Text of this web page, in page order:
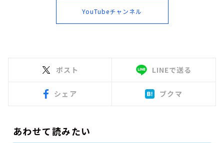
YouTubeチャンネル
ポスト LINEで送る
シェア ブクマ
あわせて読みたい